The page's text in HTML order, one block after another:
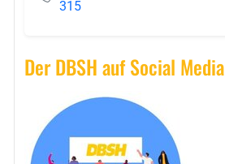
315
Der DBSH auf Social Media